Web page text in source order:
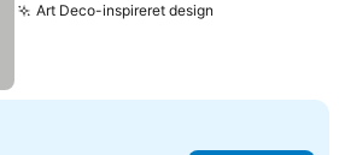
Art Deco-inspireret design